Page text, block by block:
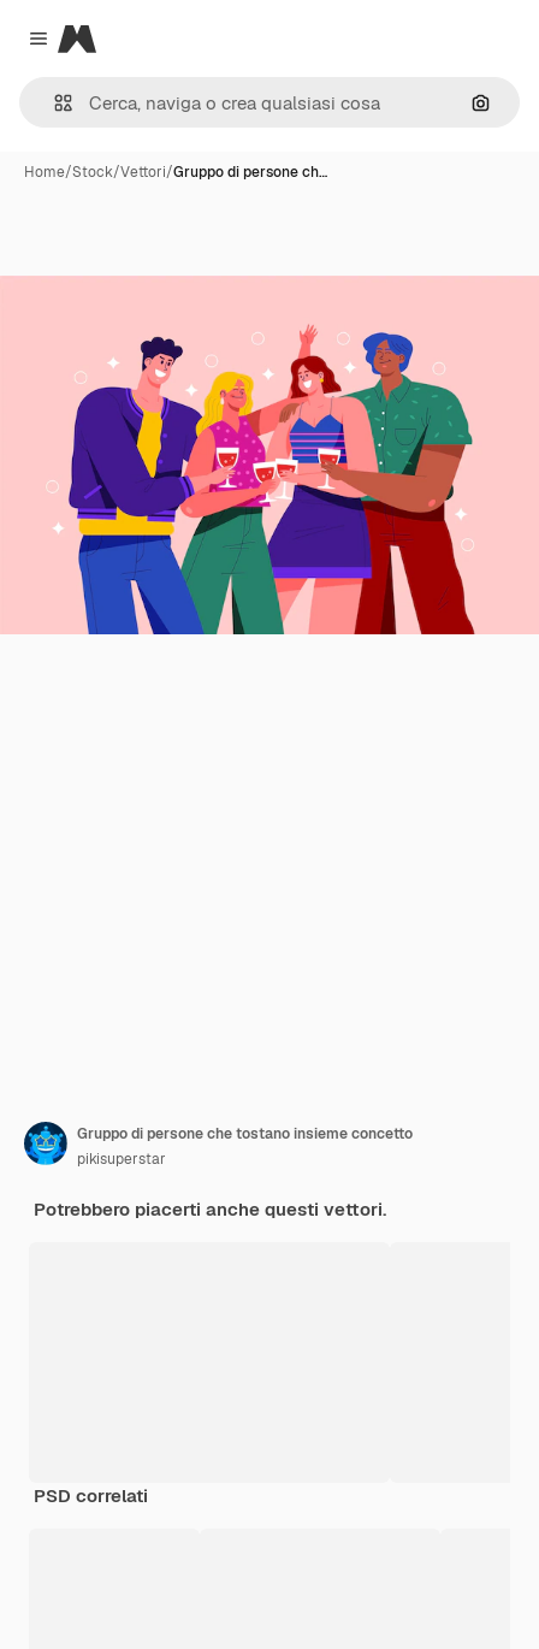
Close menu
Magnific
Cerca
Home/Stock/Vettori/Gruppo di persone ch…
Gruppo di persone che tostano insieme concetto
pikisuperstar
Potrebbero piacerti anche questi vettori.
PSD correlati